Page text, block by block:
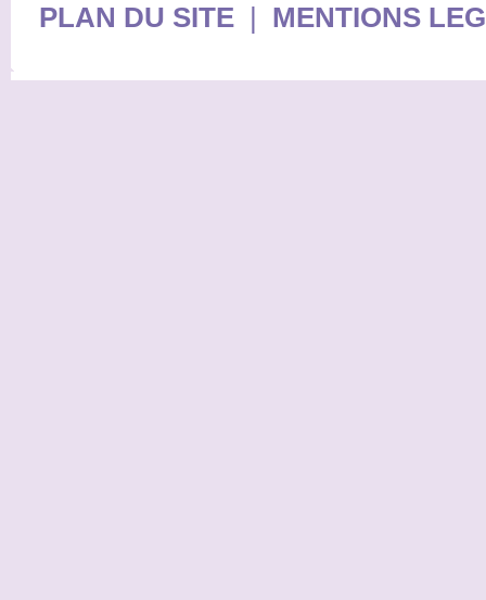
PLAN DU SITE| MENTIONS